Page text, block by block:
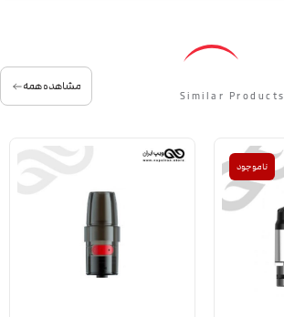
Similar Products
مشاهده همه
ناموجود